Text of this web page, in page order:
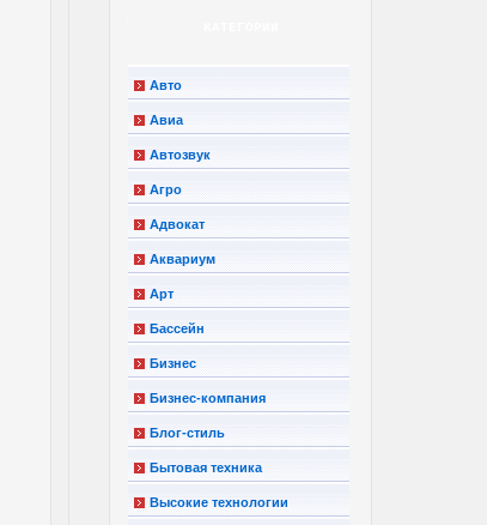
Авто
Авиа
Автозвук
Агро
Адвокат
Аквариум
Арт
Бассейн
Бизнес
Бизнес-компания
Блог-стиль
Бытовая техника
Высокие технологии